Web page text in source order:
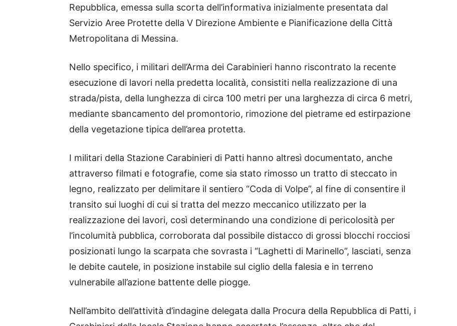
Repubblica, emessa sulla scorta dell’informativa inizialmente presentata dal
Servizio Aree Protette della V Direzione Ambiente e Pianificazione della Città
Metropolitana di Messina.
Nello specifico, i militari dell’Arma dei Carabinieri hanno riscontrato la recente
esecuzione di lavori nella predetta località, consistiti nella realizzazione di una
strada/pista, della lunghezza di circa 100 metri per una larghezza di circa 6 metri,
mediante sbancamento del promontorio, rimozione del pietrame ed estirpazione
della vegetazione tipica dell’area protetta.
I militari della Stazione Carabinieri di Patti hanno altresì documentato, anche
attraverso filmati e fotografie, come sia stato rimosso un tratto di steccato in
legno, realizzato per delimitare il sentiero “Coda di Volpe”, al fine di consentire il
transito sui luoghi di cui si tratta del mezzo meccanico utilizzato per la
realizzazione dei lavori, così determinando una condizione di pericolosità per
l’incolumità pubblica, corroborata dal possibile distacco di grossi blocchi rocciosi
posizionati lungo la scarpata che sovrasta i “Laghetti di Marinello”, lasciati, senza
le debite cautele, in posizione instabile sul ciglio della falesia e in terreno
vulnerabile all’azione battente delle piogge.
Nell’ambito dell’attività d’indagine delegata dalla Procura della Repubblica di Patti, i